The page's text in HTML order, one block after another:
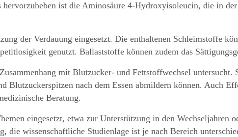
ist die Aminosäure 4-Hydroxyisoleucin, die in
der Verdauung eingesetzt. Die enthaltenen Schleimstoffe
genutzt. Ballaststoffe können zudem das
mit Blutzucker- und Fettstoffwechsel untersucht.
Blutzuckerspitzen nach dem Essen abmildern können. Auch
Beratung.
eingesetzt, etwa zur Unterstützung in den Wechseljahren
wissenschaftliche Studienlage ist je nach Bereich